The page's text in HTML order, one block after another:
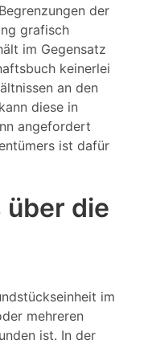
der
grafisch
im Gegensatz
keinerlei
an den
diese in
angefordert
ist dafür
die
im
mehreren
ist. In der